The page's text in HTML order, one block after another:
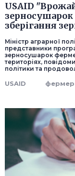
USAID
зерносушарок
зберігання
Міністр аграрної
представники
зерносушарок
територіях,
політики та
USAID фермер